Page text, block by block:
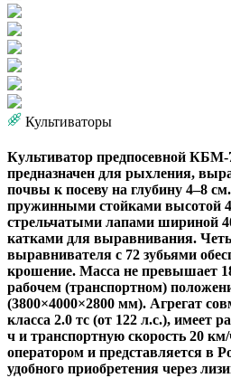
Культиваторы
Культиватор предпосевной
предназначен для рыхления,
почвы к посеву на глубину 4–8
пружинными стойками высотой
стрельчатыми лапами шириной
катками для выравнивания.
выравнивателя с 72 зубьями
крошение. Масса не превышает
рабочем (транспортном)
(3800×4000×2800 мм). Агрегат
класса 2.0 тс (от 122 л.с.), имеет
ч и транспортную скорость 20
оператором и представляется в
удобного приобретения через